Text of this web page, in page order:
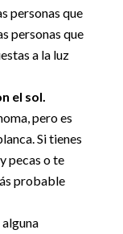
personas que
personas que
a la luz
el sol.
pero es
Si tienes
pecas o te
probable
alguna